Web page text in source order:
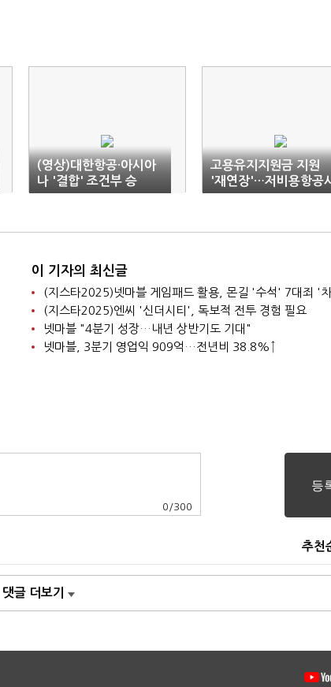
(영상)대한항공·아시아
나 '결합' 조건부 승
인…"10년간 슬롯·운수
고용유지지원금 지원
'재연장'…저비용항공
등 '숨통' 트여
이 기자의 최신글
(지스타2025)넷마블 게임패드 활용, 몬길 '수석' 7대죄 '
(지스타2025)엔씨 '신더시티', 독보적 전투 경험 필요
넷마블 "4분기 성장…내년 상반기도 기대"
넷마블, 3분기 영업익 909억…전년비 38.8%↑
0 /300
추천
댓글 더보기